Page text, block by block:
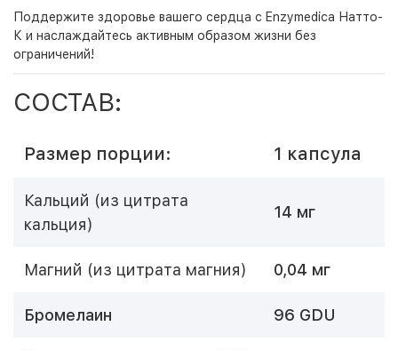
Поддержите здоровье вашего сердца с Enzymedica Натто-
К и наслаждайтесь активным образом жизни без
ограничений!
СОСТАВ:
Размер порции: 1 капсула
Кальций (из цитрата
кальция)
14 мг
Магний (из цитрата магния) 0,04 мг
Бромелаин 96 GDU